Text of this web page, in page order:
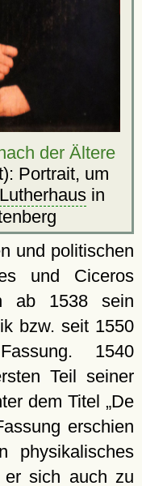
der Ältere
Portrait, um
Lutherhaus in
und politischen
und Ciceros
ab 1538 sein
bzw. seit 1550
1540
Teil seiner
dem Titel
De
erschien
physikalisches
sich auch zu